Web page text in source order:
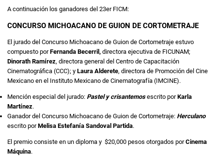
A continuación los ganadores del 23er FICM:
CONCURSO MICHOACANO DE GUION DE CORTOMETRAJE
El jurado del Concurso Michoacano de Guion de Cortometraje estuvo
compuesto porFernanda Becerril, directora ejecutiva de FICUNAM;
Dinorath Ramírez, directora general del Centro de Capacitación
Cinematográfica (CCC); y Laura Alderete, directora de Promoción del Cine
Mexicano en el Instituto Mexicano de Cinematografía (IMCINE).
Mención especial del jurado: Pastel y crisantemosescrito porKarla
Martínez.
Ganador del Concurso Michoacano de Guion de Cortometraje: Herculano
escrito porMelisa Estefanía Sandoval Partida.
El premio consiste en un diploma y $20,000 pesos otorgados porCinema
Máquina.